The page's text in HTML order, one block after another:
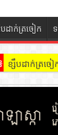
បដាក់ត្រចៀក
ខ្សឹបដាក់ត្រច